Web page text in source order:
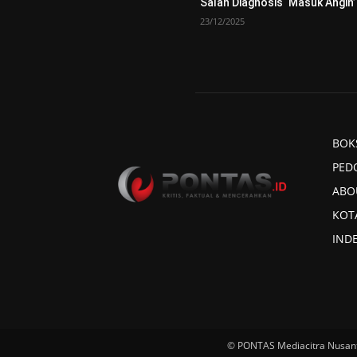
23/12/2025
© PONTAS Mediacitra